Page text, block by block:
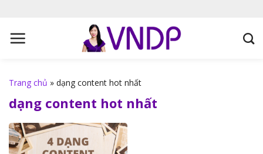
Trang chủ » dạng content hot nhất
dạng content hot nhất